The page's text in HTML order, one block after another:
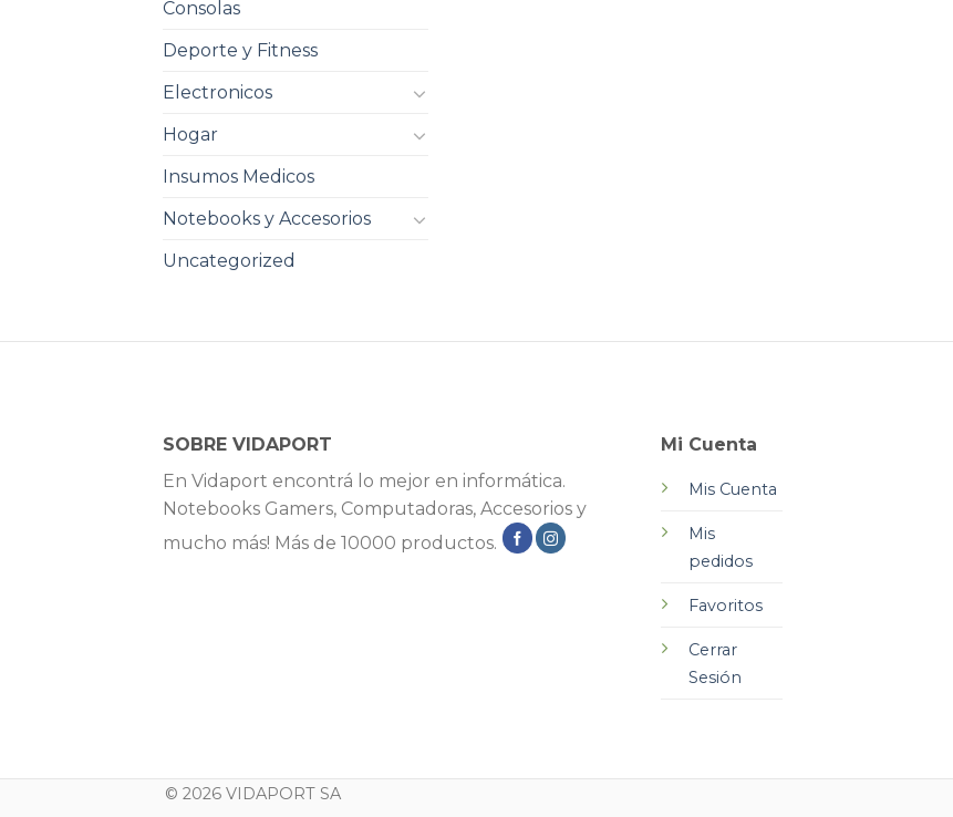
Consolas
Deporte y Fitness
Electronicos
Hogar
Insumos Medicos
Notebooks y Accesorios
Uncategorized
SOBRE VIDAPORT
En Vidaport encontrá lo mejor en informática.
Notebooks Gamers, Computadoras, Accesorios y
mucho más! Más de 10000 productos.
Mi Cuenta
Mis Cuenta
Mis
pedidos
Favoritos
Cerrar
Sesión
© 2026 VIDAPORT SA